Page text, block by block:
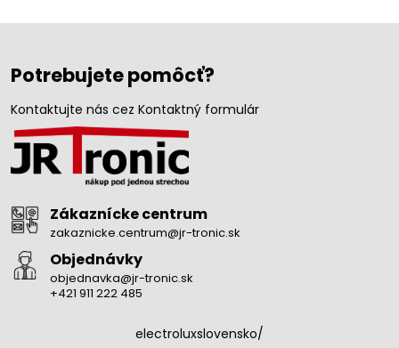
Potrebujete pomôcť?
Kontaktujte nás cez Kontaktný formulár
Zákaznícke centrum
zakaznicke.centrum@jr-tronic.sk
Objednávky
objednavka@jr-tronic.sk
+421 911 222 485
electroluxslovensko/